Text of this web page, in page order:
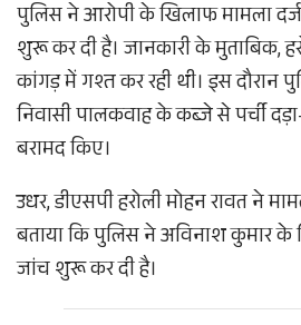
पुलिस ने आरोपी के खिलाफ मामला
शुरू कर दी है। जानकारी के मुताबिक,
कांगड़ में गश्त कर रही थी। इस दौरान
निवासी पालकवाह के कब्जे से पर्ची
बरामद किए।
उधर, डीएसपी हरोली मोहन रावत ने
बताया कि पुलिस ने अविनाश कुमार के
जांच शुरू कर दी है।